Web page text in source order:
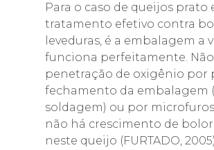
Para o caso de queijos prato
tratamento efetivo contra
leveduras, é a embalagem a
funciona perfeitamente.
penetração de oxigênio por
fechamento da embalagem
soldagem) ou por
não há crescimento de
neste queijo (FURTADO,